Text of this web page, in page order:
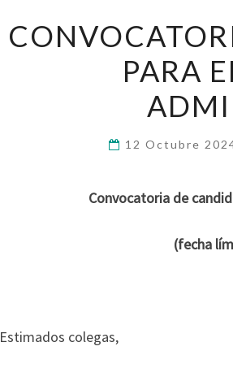
PARA
12 Octubre
Convocatoria de
(fecha
Estimados colegas,